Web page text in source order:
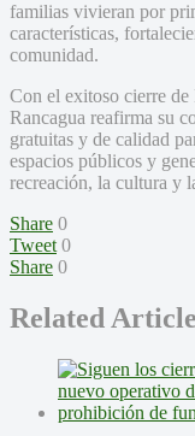
familias vivieran por
características,
comunidad.
Con el exitoso cierre
Rancagua reafirma su
gratuitas y de calidad
espacios públicos y
recreación, la cultura y
Share 0
Tweet 0
Share 0
Related